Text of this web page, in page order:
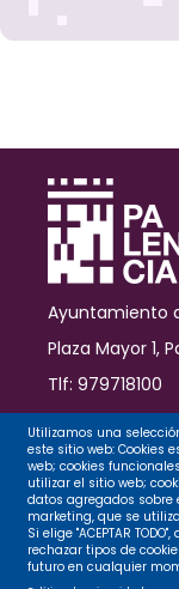
para
de
otro
de
calistenia
para
jóvenes
el
entorno
tanque
de
tormentas
Ayuntamiento
Plaza Mayor 1,
Tlf: 979718100
Contacto
Legal
Privacidad
Utilizamos una
este sitio web: Cookies
web; cookies
utilizar el sitio web;
datos agregados sobre
marketing, que se
Si elige "ACEPTAR
rechazar tipos de
futuro en cualquier